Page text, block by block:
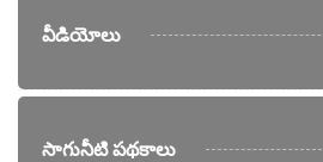
వీడియోలు
సాగునీటి పథకాలు